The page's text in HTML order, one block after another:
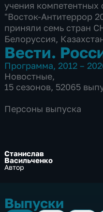
учения компетентных
"Восток-Антитеррор
приняли семь стран
Белоруссия,
Вести.
Программа, 2012 –
Новостные,
15 сезонов, 52065
Персоны выпуска
Станислав
Васильченко
Автор
Выпуски